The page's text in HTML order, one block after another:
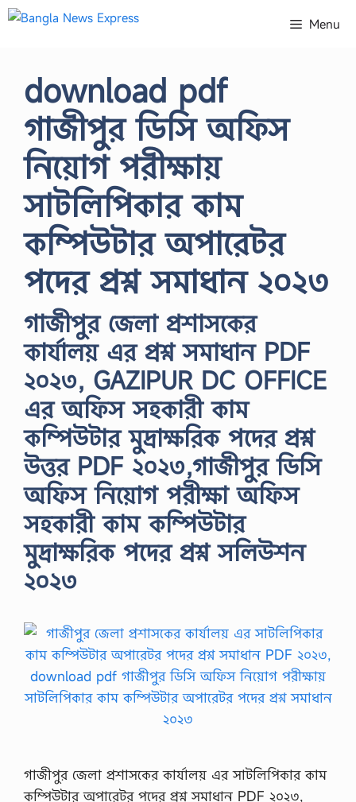
Skip
Menu
download pdf
গাজীপুর ডিসি অফিস
নিয়োগ পরীক্ষায়
সাটলিপিকার কাম
কম্পিউটার অপারেটর
পদের প্রশ্ন সমাধান ২০২৩
গাজীপুর জেলা প্রশাসকের
কার্যালয় এর প্রশ্ন সমাধান PDF
২০২৩, GAZIPUR DC OFFICE
এর অফিস সহকারী কাম
কম্পিউটার মুদ্রাক্ষরিক পদের প্রশ্ন
উত্তর PDF ২০২৩,গাজীপুর ডিসি
অফিস নিয়োগ পরীক্ষা অফিস
সহকারী কাম কম্পিউটার
মুদ্রাক্ষরিক পদের প্রশ্ন সলিউশন
২০২৩
গাজীপুর জেলা প্রশাসকের কার্যালয় এর সাটলিপিকার কাম
কম্পিউটার অপারেটর পদের প্রশ্ন সমাধান PDF ২০২৩,